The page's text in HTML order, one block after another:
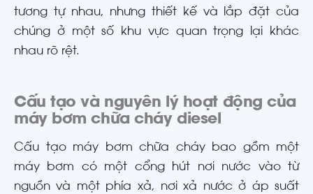
tương tự nhau, nhưng thiết kế và lắp đặt của
chúng ở một số khu vực quan trọng lại khác
nhau rõ rệt.
Cấu tạo và nguyên lý hoạt động của
máy bơm chữa cháy diesel
Cấu tạo máy bơm chữa cháy bao gồm một
máy bơm có một cổng hút nơi nước vào từ
nguồn và một phía xả, nơi xả nước ở áp suất